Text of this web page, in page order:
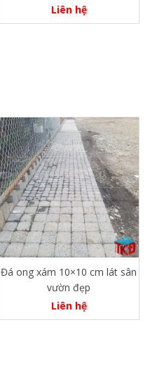
Liên hệ
Đá ong xám 10×10 cm lát sân
vườn đẹp
Liên hệ